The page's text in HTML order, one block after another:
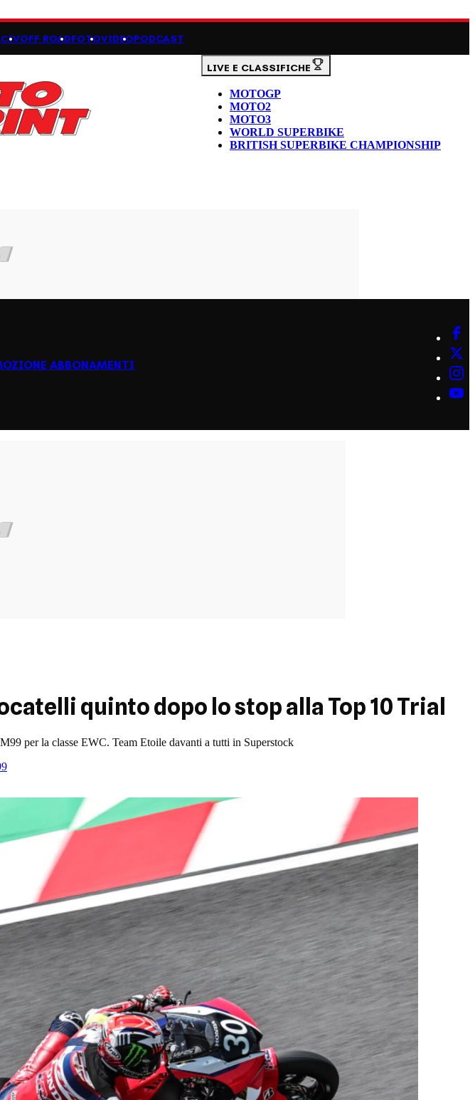
CIVOFF ROADFOTOVIDEOPODCAST
LIVE E CLASSIFICHE
MOTOGP
MOTO2
MOTO3
WORLD SUPERBIKE
BRITISH SUPERBIKE CHAMPIONSHIP
ABBONAMENTI
quinto dopo lo stop alla Top 10 Trial
per la classe EWC. Team Etoile davanti a tutti in Superstock